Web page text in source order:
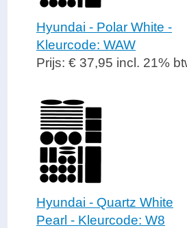
Hyundai - Polar White -
Kleurcode: WAW
Prijs: € 37,95 incl. 21%
Hyundai - Quartz White
Pearl - Kleurcode: W8